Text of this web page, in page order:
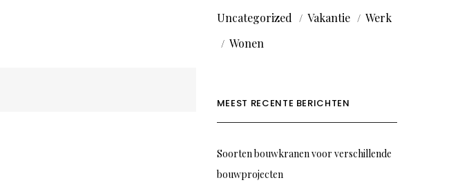
Uncategorized
Vakantie
Werk
Wonen
MEEST RECENTE BERICHTEN
Soorten bouwkranen voor verschillende
bouwprojecten